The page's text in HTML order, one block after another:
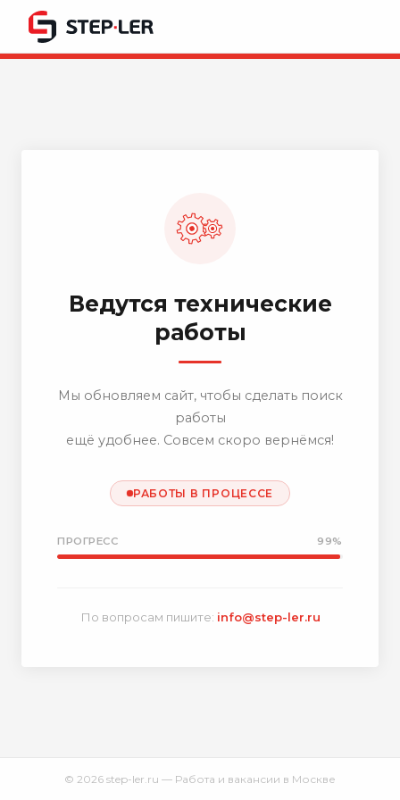
Ведутся технические
работы
Мы обновляем сайт, чтобы сделать поиск
работы
ещё удобнее. Совсем скоро вернёмся!
РАБОТЫ В ПРОЦЕССЕ
ПРОГРЕСС 99%
По вопросам пишите: info@step-ler.ru
© 2026 step-ler.ru — Работа и вакансии в Москве